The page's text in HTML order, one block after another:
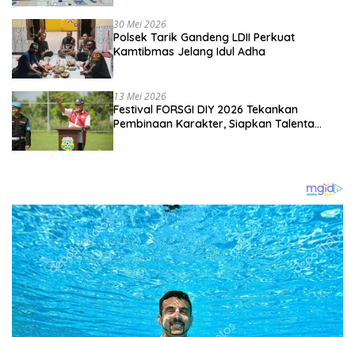
30 Mei 2026
Polsek Tarik Gandeng LDII Perkuat
Kamtibmas Jelang Idul Adha
13 Mei 2026
Festival FORSGI DIY 2026 Tekankan
Pembinaan Karakter, Siapkan Talenta